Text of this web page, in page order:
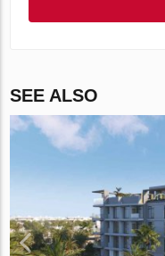
SEE ALSO